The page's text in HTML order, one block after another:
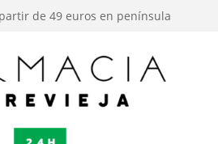
partir de 49 euros en península